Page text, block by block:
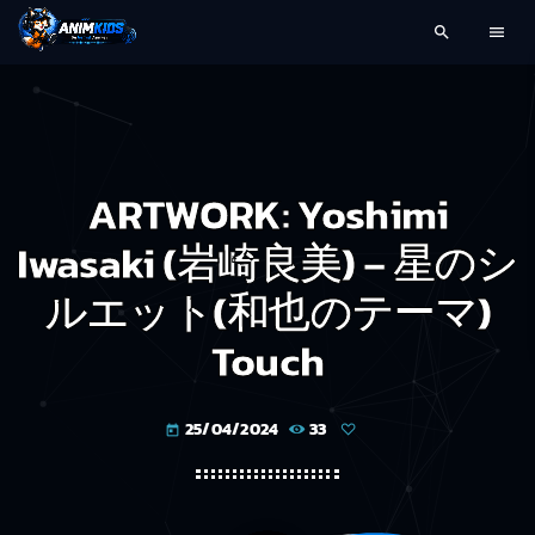
search menu
ARTWORK: Yoshimi
Iwasaki (岩崎良美) – 星のシ
ルエット(和也のテーマ)
Touch
today 25/04/2024 33